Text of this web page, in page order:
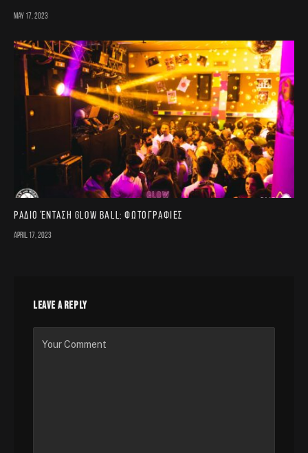
May 17, 2023
Ράδιο Ένταση Glow Ball: Φωτογραφίες
April 17, 2023
LEAVE A REPLY